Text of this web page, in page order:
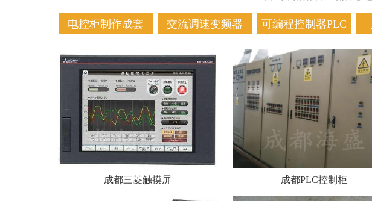
电控柜制作成套 交流调速变频器 可编程控制器PLC
成都三菱触摸屏 成都PLC控制柜